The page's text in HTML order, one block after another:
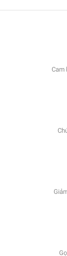
Cam